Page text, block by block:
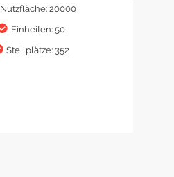
Nutzfläche: 20000
Einheiten: 50
Stellplätze: 352